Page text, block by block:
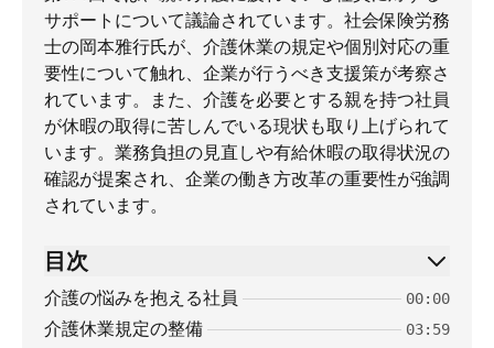
サポートについて議論されています。社会保険労務
士の岡本雅行氏が、介護休業の規定や個別対応の重
要性について触れ、企業が行うべき支援策が考察さ
れています。また、介護を必要とする親を持つ社員
が休暇の取得に苦しんでいる現状も取り上げられて
います。業務負担の見直しや有給休暇の取得状況の
確認が提案され、企業の働き方改革の重要性が強調
されています。
目次
介護の悩みを抱える社員 00:00
介護休業規定の整備 03:59